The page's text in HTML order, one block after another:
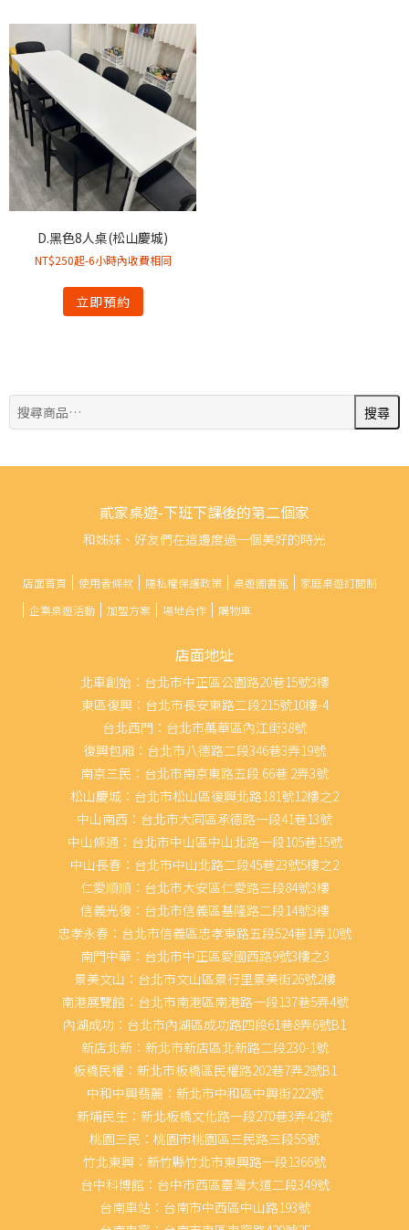
D.黑色8人桌(松山慶城)
NT$250起-6小時內收費相同
立即預約
搜
尋:
搜尋
貳家桌遊-下班下課後的第二個家
和姊妹、好友們在這邊度過一個美好的時光
店面首頁 使用者條款 隱私權保護政策 桌遊圖書館
家庭桌遊訂閱制
企業桌遊活動
加盟方案 場地合作 購物車
店面地址
北車創始：台北市中正區公園路20巷15號3樓
東區復興：台北市長安東路二段215號10樓-4
台北西門：台北市萬華區內江街38號
復興包廂：台北市八德路二段346巷3弄19號
南京三民：台北市南京東路五段 66巷 2弄3號
松山慶城：台北市松山區復興北路181號12樓之2
中山南西：台北市大同區承德路一段41巷13號
中山條通：台北市中山區中山北路一段105巷15號
中山長春：台北市中山北路二段45巷23號5樓之2
仁愛順順：台北市大安區仁愛路三段84號3樓
信義光復：台北市信義區基隆路二段14號3樓
忠孝永春：台北市信義區忠孝東路五段524巷1弄10號
南門中華：台北市中正區愛國西路9號3樓之3
景美文山：台北市文山區景行里景美街26號2樓
南港展覽館：台北市南港區南港路一段137巷5弄4號
內湖成功：台北市內湖區成功路四段61巷8弄6號B1
新店北新：新北市新店區北新路二段230-1號
板橋民權：新北市板橋區民權路202巷7弄2號B1
中和中興翡麗：新北市中和區中興街222號
新埔民生：新北板橋文化路一段270巷3弄42號
桃園三民：桃園市桃園區三民路三段55號
竹北東興：新竹縣竹北市東興路一段1366號
台中科博館：台中市西區臺灣大道二段349號
台南車站：台南市中西區中山路193號